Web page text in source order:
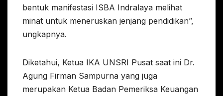
bentuk manifestasi ISBA Indralaya melihat
minat untuk meneruskan jenjang pendidikan”,
ungkapnya.
Diketahui, Ketua IKA UNSRI Pusat saat ini Dr.
Agung Firman Sampurna yang juga
merupakan Ketua Badan Pemeriksa Keuangan